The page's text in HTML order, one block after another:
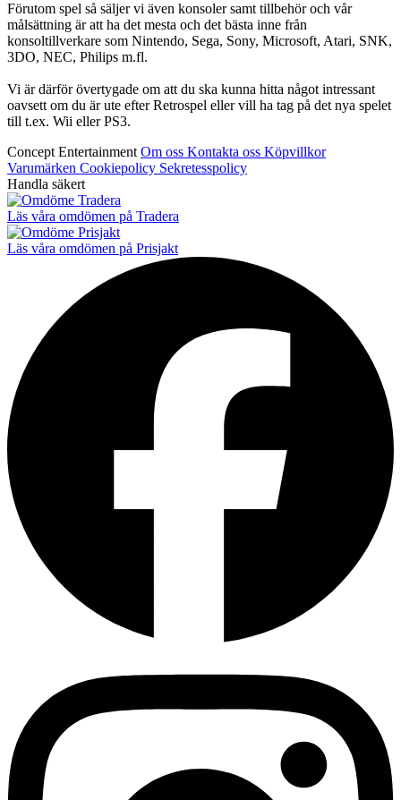
Förutom spel så säljer vi även konsoler samt tillbehör och vår
målsättning är att ha det mesta och det bästa inne från
konsoltillverkare som Nintendo, Sega, Sony, Microsoft, Atari, SNK,
3DO, NEC, Philips m.fl.
Vi är därför övertygade om att du ska kunna hitta något intressant
oavsett om du är ute efter Retrospel eller vill ha tag på det nya spelet
till t.ex. Wii eller PS3.
Concept Entertainment Om oss Kontakta oss Köpvillkor
Varumärken Cookiepolicy Sekretesspolicy
Handla säkert
Läs våra omdömen på Tradera
Läs våra omdömen på Prisjakt